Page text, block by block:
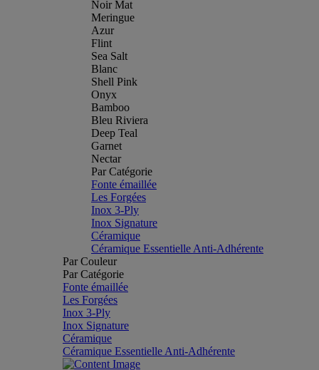
Noir Mat
Meringue
Azur
Flint
Sea Salt
Blanc
Shell Pink
Onyx
Bamboo
Bleu Riviera
Deep Teal
Garnet
Nectar
Par Catégorie
Fonte émaillée
Les Forgées
Inox 3-Ply
Inox Signature
Céramique
Céramique Essentielle Anti-Adhérente
Par Couleur
Par Catégorie
Fonte émaillée
Les Forgées
Inox 3-Ply
Inox Signature
Céramique
Céramique Essentielle Anti-Adhérente